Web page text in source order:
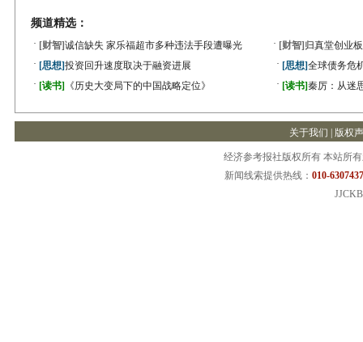
频道精选：
· [财智]诚信缺失 家乐福超市多种违法手段遭曝光 · [财智] 归真堂创业
· [思想]投资回升速度取决于融资进展 · [思想]全球债务危
· [读书] 《历史大变局下的中国战略定位》 · [读书]秦厉：从迷
关于我们 版权
经济参考报社版权所有 本站所
新闻线索提供热线： 010-